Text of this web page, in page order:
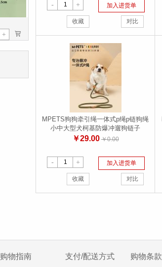
+ >
- + 加入进货单
收藏 对比
MPETS狗狗牵引绳一体式p绳p链狗绳
小中大型犬柯基防爆冲遛狗链子
￥29.00 ￥0.00
- + 加入进货单
收藏 对比
购物指南 支付/配送方式 购物条款